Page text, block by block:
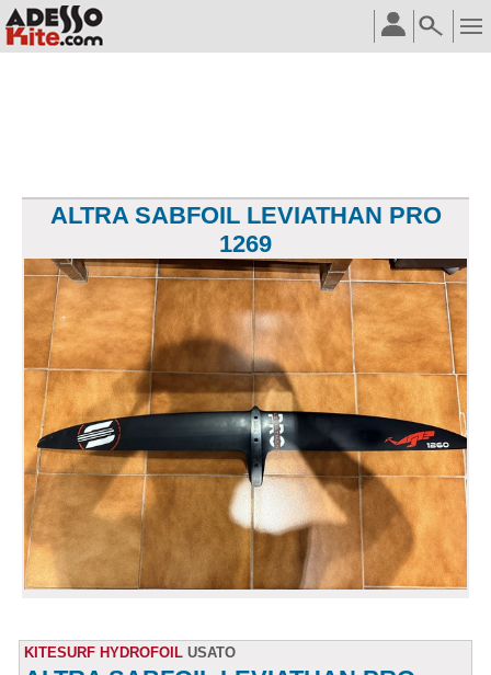
ALTRA SABFOIL LEVIATHAN PRO
1269
KITESURF HYDROFOIL USATO